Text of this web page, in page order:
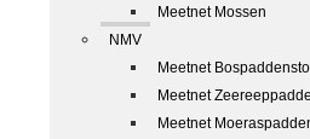
Meetnet Mossen
NMV
Meetnet
Meetnet
Meetnet